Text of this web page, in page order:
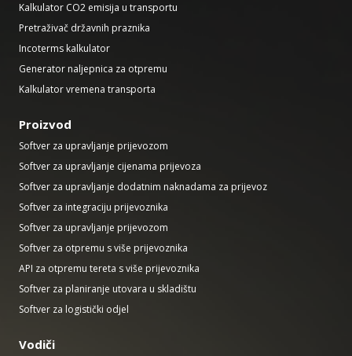
Kalkulator CO2 emisija u transportu
Pretraživač državnih praznika
Incoterms kalkulator
Generator naljepnica za otpremu
Kalkulator vremena transporta
Proizvod
Softver za upravljanje prijevozom
Softver za upravljanje cijenama prijevoza
Softver za upravljanje dodatnim naknadama za prijevoz
Softver za integraciju prijevoznika
Softver za upravljanje prijevozom
Softver za otpremu s više prijevoznika
API za otpremu tereta s više prijevoznika
Softver za planiranje utovara u skladištu
Softver za logistički odjel
Vodiči